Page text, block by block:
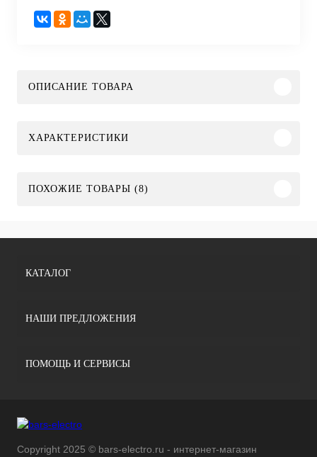
ОПИСАНИЕ ТОВАРА
ХАРАКТЕРИСТИКИ
ПОХОЖИЕ ТОВАРЫ (8)
КАТАЛОГ
НАШИ ПРЕДЛОЖЕНИЯ
ПОМОЩЬ И СЕРВИСЫ
Copyright 2025 © bars-electro.ru - интернет-магазин